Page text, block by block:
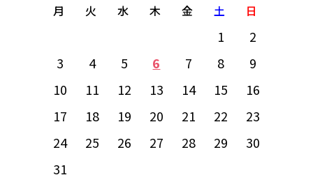
月 火 水 木 金 土 日
1
2
3
4 5 6 7 8
9
10
11 12 13 14 15
16
17
18 19 20 21 22
23
24
25 26 27 28 29
30
31